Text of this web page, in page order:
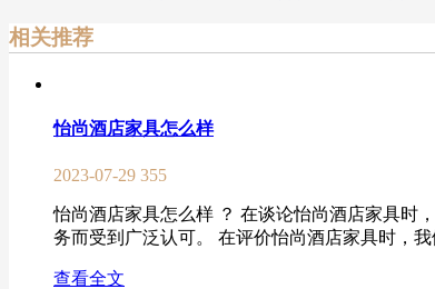
相关推荐
怡尚酒店家具怎么样
2023-07-29 355
怡尚酒店家具怎么样 ？ 在谈论怡尚酒店家具时
务而受到广泛认可。 在评价怡尚酒店家具时，
查看全文